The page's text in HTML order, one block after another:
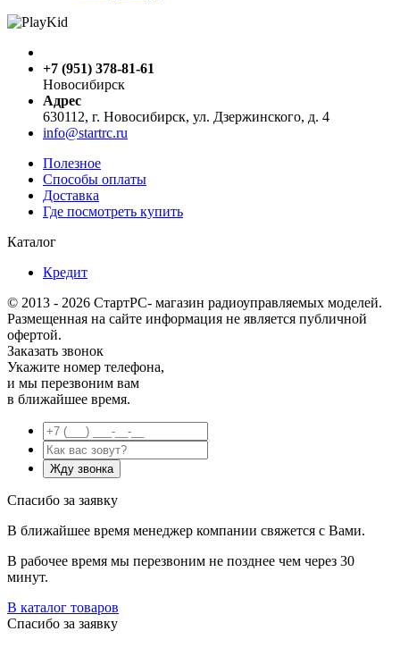
+7 (951) 378-81-61
Новосибирск
Адрес
630112, г. Новосибирск, ул. Дзержинского, д. 4
info@startrc.ru
Полезное
Способы оплаты
Доставка
Где посмотреть купить
Каталог
Кредит
© 2013 - 2026 СтартРС- магазин радиоуправляемых моделей.
Размещенная на сайте информация не является публичной
офертой.
Заказать звонок
Укажите номер телефона,
и мы перезвоним вам
в ближайшее время.
Спасибо за заявку
В ближайшее время менеджер компании свяжется с Вами.
В рабочее время мы перезвоним не позднее чем через 30
минут.
В каталог товаров
Спасибо за заявку